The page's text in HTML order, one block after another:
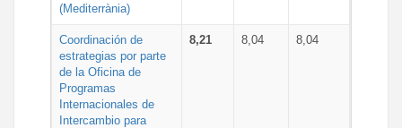
(Mediterrània)
Coordinación de
estrategias por parte
de la Oficina de
Programas
Internacionales de
Intercambio para
8,21 8,04 8,04